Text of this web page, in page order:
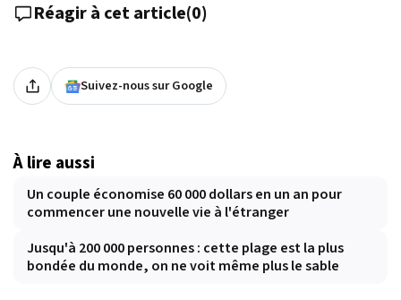
Réagir à cet article(0)
Suivez-nous sur Google
À lire aussi
Un couple économise 60 000 dollars en un an pour
commencer une nouvelle vie à l'étranger
Jusqu'à 200 000 personnes : cette plage est la plus
bondée du monde, on ne voit même plus le sable